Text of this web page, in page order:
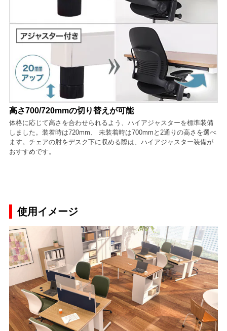
高さ700/720mmの切り替えが可能
体格に応じて高さを合わせられるよう、ハイアジャスターを標準装備
しました。装着時は720mm、 未装着時は700mmと2通りの高さを選べ
ます。チェアの肘をデスク下に収める際は、ハイアジャスター装備が
おすすめです。
使用イメージ